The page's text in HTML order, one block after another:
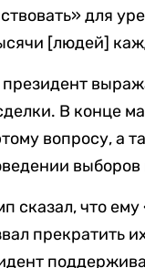
для
[людей]
В конце
вопросу, а
сказал, что ему
прекратить